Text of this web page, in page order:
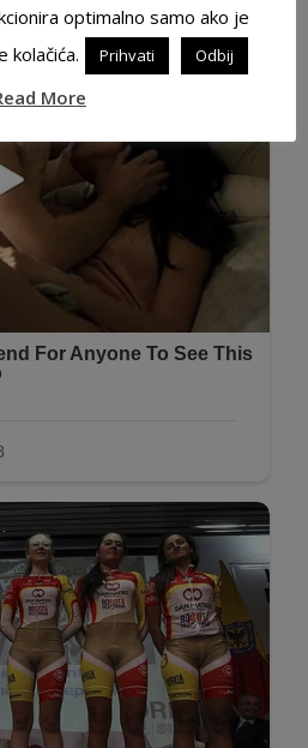
optimalno samo ako je
kolačića.
Prihvati Odbij
More